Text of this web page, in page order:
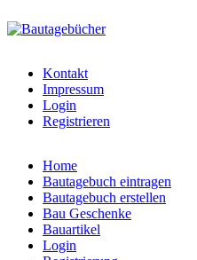
bautagebuch-
liste.de
Kontakt
Impressum
Login
Registrieren
Hauptmenü
Home
Bautagebuch eintragen
Bautagebuch erstellen
Bau Geschenke
Bauartikel
Login